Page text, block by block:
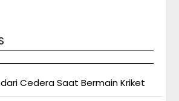
Cedera Saat Bermain Kriket